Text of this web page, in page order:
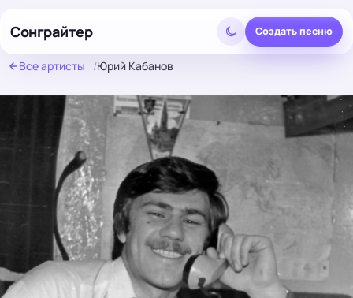
Сонграйтер Создать песню
Все артисты /Юрий Кабанов